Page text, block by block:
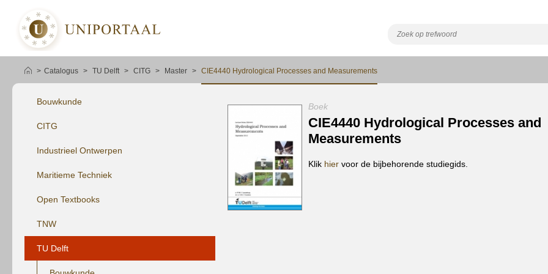
Catalogus TU Delft CITG Master CIE4440 Hydrological Processes and Measurements
Bouwkunde
CITG
Industrieel Ontwerpen
Maritieme Techniek
Open Textbooks
TNW
TU Delft
Boek
CIE4440 Hydrological Processes and
Measurements
Klik hier voor de bijbehorende studiegids.
plaatsen